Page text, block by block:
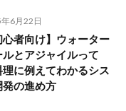
6月22日
心者向け】ウォーター
ルとアジャイルって
理に例えてわかるシス
発の進め方